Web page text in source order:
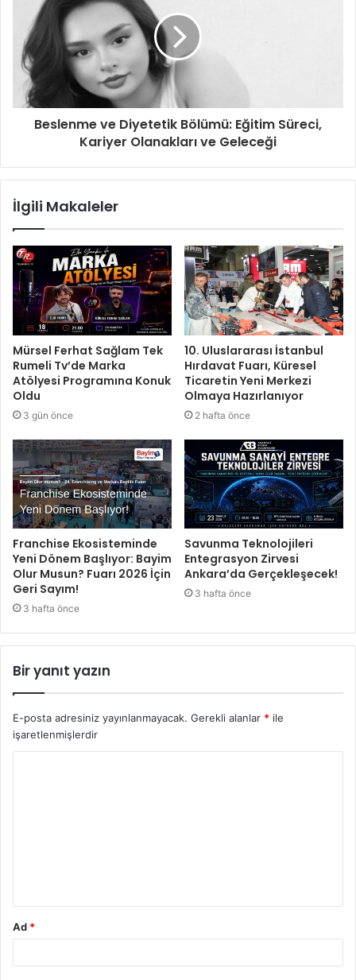
Beslenme ve Diyetetik Bölümü: Eğitim Süreci,
Kariyer Olanakları ve Geleceği
İlgili Makaleler
Mürsel Ferhat Sağlam Tek
Rumeli Tv’de Marka
Atölyesi Programına Konuk
Oldu
3 gün önce
10. Uluslararası İstanbul
Hırdavat Fuarı, Küresel
Ticaretin Yeni Merkezi
Olmaya Hazırlanıyor
2 hafta önce
Franchise Ekosisteminde
Yeni Dönem Başlıyor: Bayim
Olur Musun? Fuarı 2026 İçin
Geri Sayım!
3 hafta önce
Savunma Teknolojileri
Entegrasyon Zirvesi
Ankara’da Gerçekleşecek!
3 hafta önce
Bir yanıt yazın
E-posta adresiniz yayınlanmayacak. Gerekli alanlar * ile
işaretlenmişlerdir
Ad *